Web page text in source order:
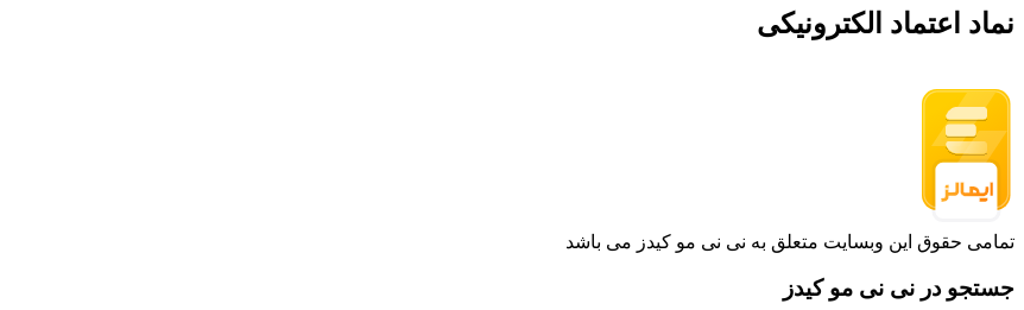
نماد اعتماد الکترونیکی
تمامی حقوق این وبسایت متعلق به نی نی مو کیدز می باشد
جستجو در نی نی مو کیدز